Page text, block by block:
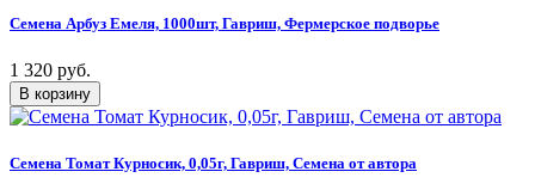
Семена Арбуз Емеля, 1000шт, Гавриш, Фермерское подворье
1 320 руб.
Семена Томат Курносик, 0,05г, Гавриш, Семена от автора